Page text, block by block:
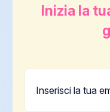
Inizia la